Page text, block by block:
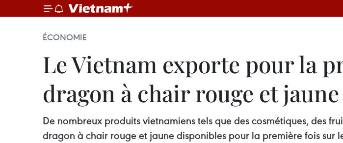
ÉCONOMIE
Le Vietnam exporte pour la
dragon à chair rouge et
De nombreux produits vietnamiens tels que des cosmétiques, des
dragon à chair rouge et jaune disponibles pour la première fois sur